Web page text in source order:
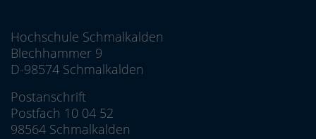
Hochschule Schmalkalden
Blechhammer 9
D-98574 Schmalkalden
Postanschrift
Postfach 10 04 52
98564 Schmalkalden